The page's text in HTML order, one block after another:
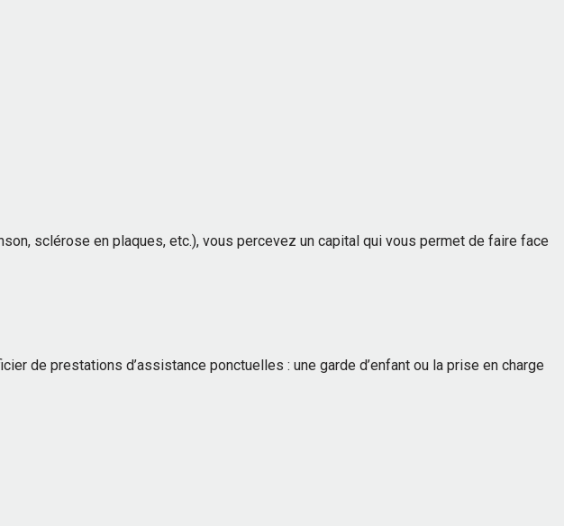
sclérose en plaques, etc.), vous percevez un capital qui vous permet de faire face
de prestations d’assistance ponctuelles : une garde d’enfant ou la prise en charge